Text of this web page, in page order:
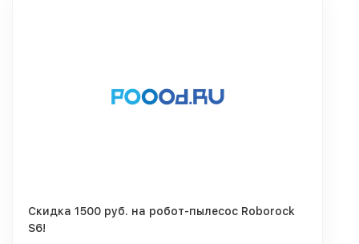
Скидка 1500 руб. на робот-пылесос Roborock
S6!